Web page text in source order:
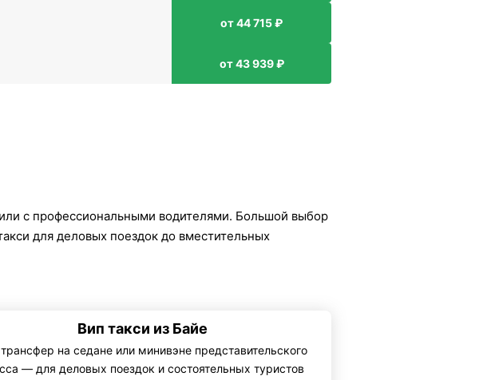
от 44 715 ₽
от 43 939 ₽
с профессиональными водителями. Большой выбор
для деловых поездок до вместительных
Вип такси из Байе
на седане или минивэне представительского
— для деловых поездок и состоятельных туристов